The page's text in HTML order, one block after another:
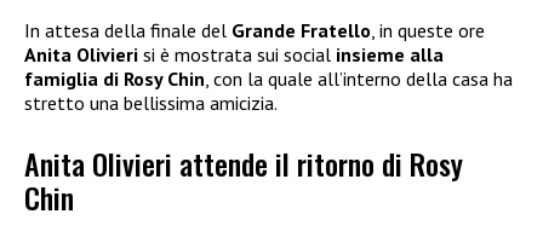
In attesa della finale del Grande Fratello , in queste ore
Anita Olivieri si è mostrata sui social insieme alla
famiglia di Rosy Chin , con la quale all’interno della casa ha
stretto una bellissima amicizia.
Anita Olivieri attende il ritorno di Rosy
Chin